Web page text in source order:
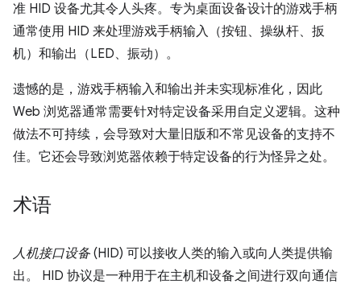
准 HID 设备尤其令人头疼。专为桌面设备设计的游戏手柄
通常使用 HID 来处理游戏手柄输入（按钮、操纵杆、扳
机）和输出（LED、振动）。
遗憾的是，游戏手柄输入和输出并未实现标准化，因此
Web 浏览器通常需要针对特定设备采用自定义逻辑。这种
做法不可持续，会导致对大量旧版和不常见设备的支持不
佳。它还会导致浏览器依赖于特定设备的行为怪异之处。
术语
人机接口设备(HID) 可以接收人类的输入或向人类提供输
出。 HID 协议是一种用于在主机和设备之间进行双向通信